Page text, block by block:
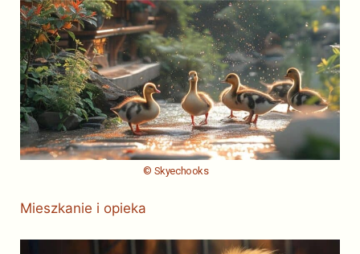
© Skyechooks
Mieszkanie i opieka